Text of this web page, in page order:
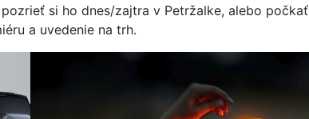
si ho dnes/zajtra v Petržalke, alebo počkať
a uvedenie na trh.